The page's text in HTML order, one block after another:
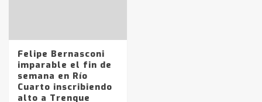
Felipe Bernasconi
imparable el fin de
semana en Río
Cuarto inscribiendo
alto a Trenque
Accidente en Ruta 5: falleció un
joven de Trenque Lauquen